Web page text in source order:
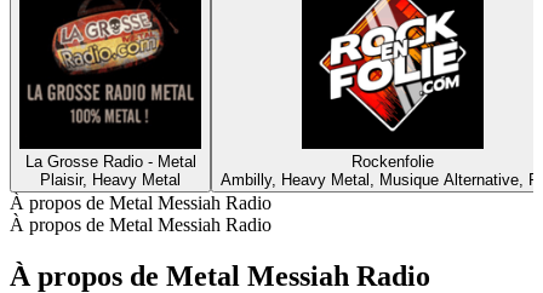
La Grosse Radio - Metal
Plaisir, Heavy Metal
Rockenfolie
Ambilly, Heavy Metal, Musique Alternative,
À propos de Metal Messiah Radio
À propos de Metal Messiah Radio
À propos de Metal Messiah Radio